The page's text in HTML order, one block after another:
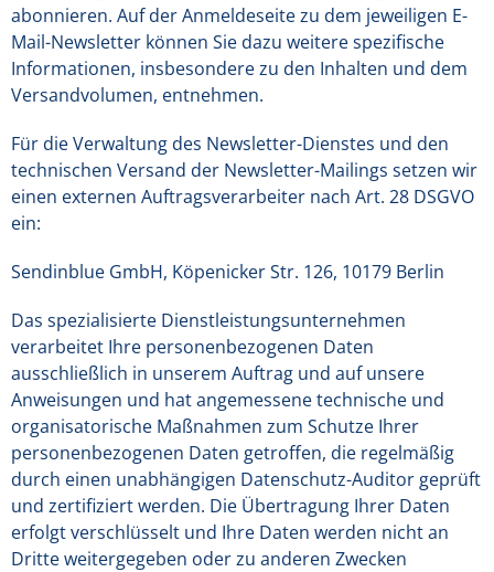
abonnieren. Auf der Anmeldeseite zu dem jeweiligen E-
Mail-Newsletter können Sie dazu weitere spezifische
Informationen, insbesondere zu den Inhalten und dem
Versandvolumen, entnehmen.
Für die Verwaltung des Newsletter-Dienstes und den
technischen Versand der Newsletter-Mailings setzen wir
einen externen Auftragsverarbeiter nach Art. 28 DSGVO
ein:
Sendinblue GmbH, Köpenicker Str. 126, 10179 Berlin
Das spezialisierte Dienstleistungsunternehmen
verarbeitet Ihre personenbezogenen Daten
ausschließlich in unserem Auftrag und auf unsere
Anweisungen und hat angemessene technische und
organisatorische Maßnahmen zum Schutze Ihrer
personenbezogenen Daten getroffen, die regelmäßig
durch einen unabhängigen Datenschutz-Auditor geprüft
und zertifiziert werden. Die Übertragung Ihrer Daten
erfolgt verschlüsselt und Ihre Daten werden nicht an
Dritte weitergegeben oder zu anderen Zwecken